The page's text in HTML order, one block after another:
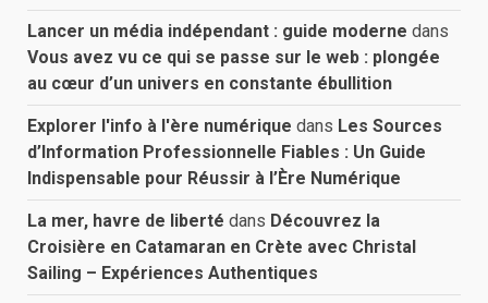
Lancer un média indépendant : guide moderne dans
Vous avez vu ce qui se passe sur le web : plongée
au cœur d’un univers en constante ébullition
Explorer l'info à l'ère numérique dans Les Sources
d’Information Professionnelle Fiables : Un Guide
Indispensable pour Réussir à l’Ère Numérique
La mer, havre de liberté dans Découvrez la
Croisière en Catamaran en Crète avec Christal
Sailing – Expériences Authentiques